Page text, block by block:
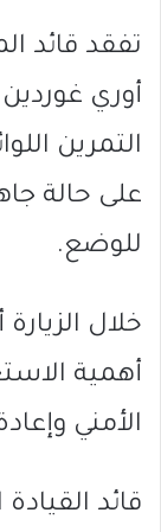
تفقد قائد
التمرين
على حالة
للوضع.
خلال
أهمية
الأمني
قائد